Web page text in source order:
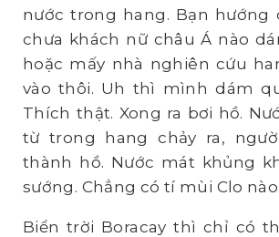
nước trong hang. Bạn hướng
chưa khách nữ châu Á nào
hoặc mấy nhà nghiên cứu
vào thôi. Uh thì mình dám
Thích thật. Xong ra bơi hồ.
từ trong hang chảy ra,
thành hồ. Nước mát khủng
sướng. Chẳng có tí mùi Clo nào.
Biển trời Boracay thì chỉ có